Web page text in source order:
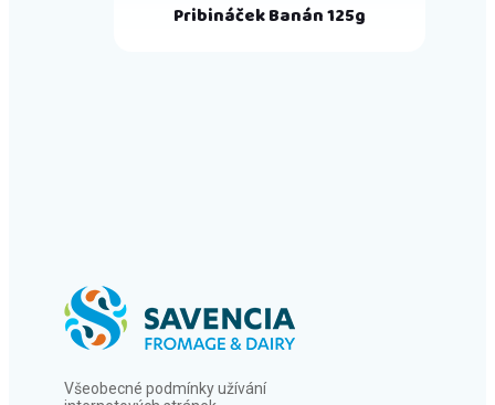
Pribináček Banán 125g
Všeobecné podmínky užívání